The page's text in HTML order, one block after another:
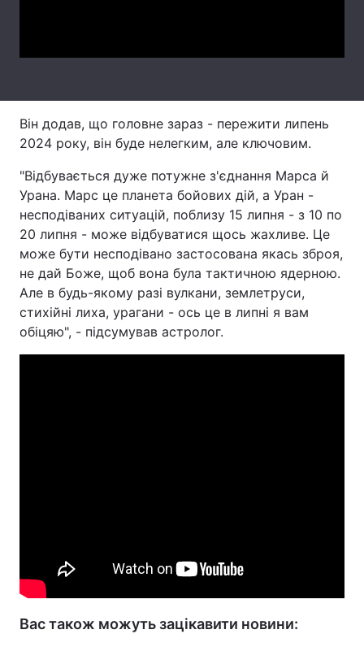
Тема оформлення
Він додав, що головне зараз - пережити липень
2024 року, він буде нелегким, але ключовим.
"Відбувається дуже потужне з'єднання Марса й
Урана. Марс це планета бойових дій, а Уран -
несподіваних ситуацій, поблизу 15 липня - з 10 по
20 липня - може відбуватися щось жахливе. Це
може бути несподівано застосована якась зброя,
не дай Боже, щоб вона була тактичною ядерною.
Але в будь-якому разі вулкани, землетруси,
стихійні лиха, урагани - ось це в липні я вам
обіцяю", - підсумував астролог.
Вас також можуть зацікавити новини: